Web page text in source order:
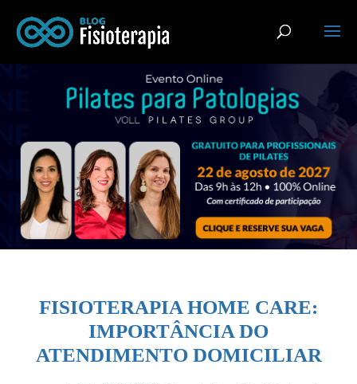
FISIOTERAPIA HOME CARE:
IMPORTÂNCIA DO
ATENDIMENTO DOMICILIAR